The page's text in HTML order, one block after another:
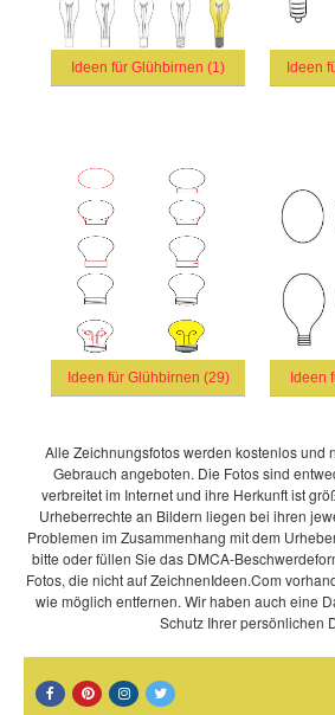
Ideen für Glühbirnen (1) Ideen
Ideen für Glühbirnen (29) Ideen
Alle Zeichnungsfotos werden kostenlos und
Gebrauch angeboten. Die Fotos sind
verbreitet im Internet und ihre Herkunft ist
Urheberrechte an Bildern liegen bei ihren
Problemen im Zusammenhang mit dem
bitte oder füllen Sie das DMCA-
Fotos, die nicht auf ZeichnenIdeen.Com
wie möglich entfernen. Wir haben auch eine
Schutz Ihrer persönlichen